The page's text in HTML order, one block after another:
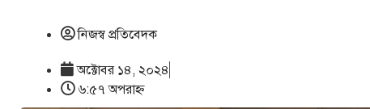
নিজস্ব প্রতিবেদক
অক্টোবর ১৪, ২০২৪
৬:৫৭ অপরাহ্ণ